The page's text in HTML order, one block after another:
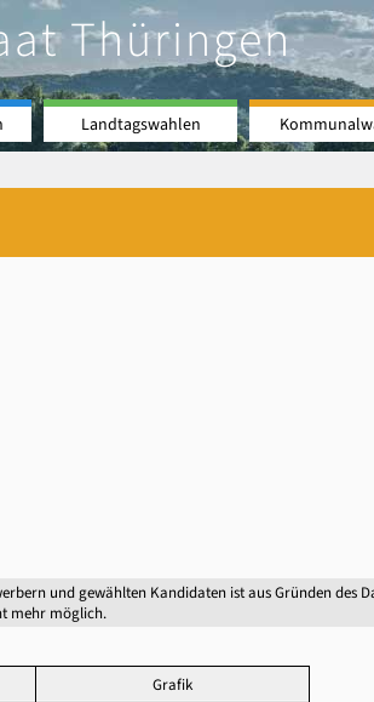
Thüringen
Landtagswahlen
und gewählten Kandidaten ist aus Gründen des
mehr möglich.
Grafik